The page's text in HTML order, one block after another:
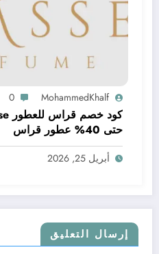
MohammedKhalf
0
حتى 40% عطور قراس
أبريل 25, 2026
إرسال التعليق